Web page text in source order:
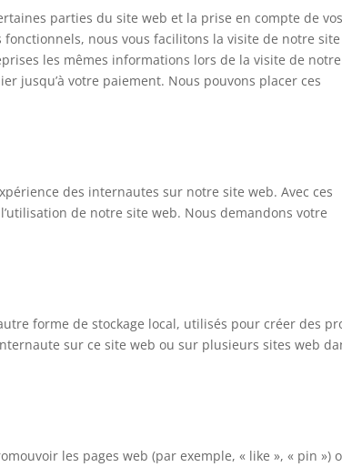
parties du site web et la prise en compte de vos
nous vous facilitons la visite de notre site
les mêmes informations lors de la visite de
jusqu’à votre paiement. Nous pouvons placer ces
des internautes sur notre site web. Avec ces
de notre site web. Nous demandons votre
forme de stockage local, utilisés pour créer des
sur ce site web ou sur plusieurs sites web
les pages web (par exemple, « like », « pin »)